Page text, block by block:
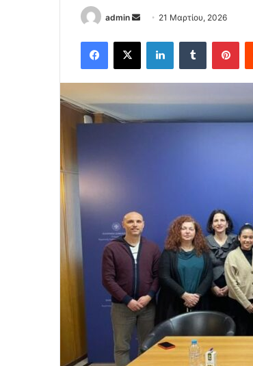
admin
Send
email
21 Μαρτίου, 2026
Facebook
X LinkedInTumblr